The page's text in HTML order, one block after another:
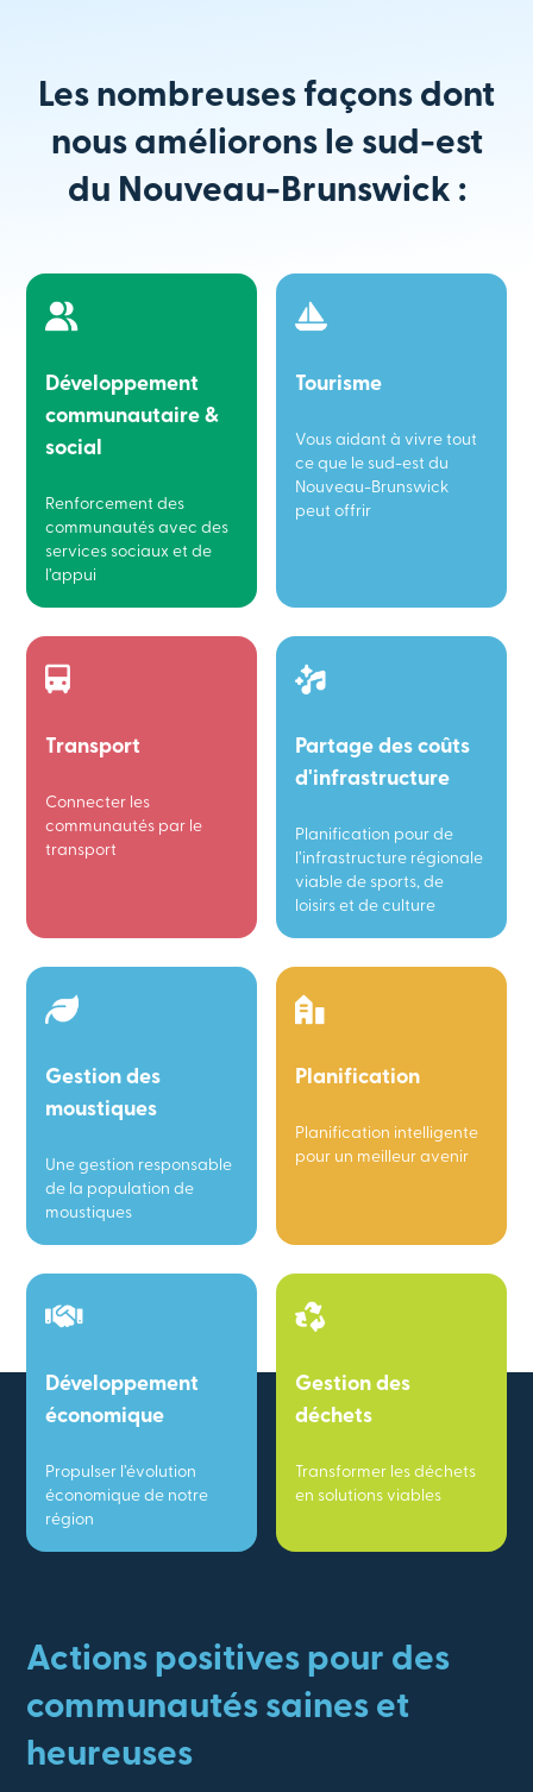
Les nombreuses façons dont
nous améliorons le sud-est
du Nouveau-Brunswick :
Développement
communautaire &
social
Renforcement des
communautés avec des
services sociaux et de
l’appui
Tourisme
Vous aidant à vivre tout
ce que le sud-est du
Nouveau-Brunswick
peut offrir
Transport
Connecter les
communautés par le
transport
Partage des coûts
d'infrastructure
Planification pour de
l’infrastructure régionale
viable de sports, de
loisirs et de culture
Gestion des
moustiques
Une gestion responsable
de la population de
moustiques
Planification
Planification intelligente
pour un meilleur avenir
Développement
économique
Propulser l’évolution
économique de notre
région
Gestion des
déchets
Transformer les déchets
en solutions viables
Actions positives pour des
communautés saines et
heureuses